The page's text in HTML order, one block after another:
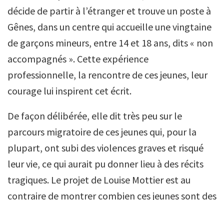
décide de partir à l’étranger et trouve un poste à
Gênes, dans un centre qui accueille une vingtaine
de garçons mineurs, entre 14 et 18 ans, dits « non
accompagnés ». Cette expérience
professionnelle, la rencontre de ces jeunes, leur
courage lui inspirent cet écrit.
De façon délibérée, elle dit très peu sur le
parcours migratoire de ces jeunes qui, pour la
plupart, ont subi des violences graves et risqué
leur vie, ce qui aurait pu donner lieu à des récits
tragiques. Le projet de Louise Mottier est au
contraire de montrer combien ces jeunes sont des